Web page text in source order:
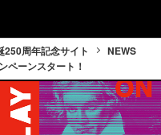
250周年記念サイト
NEWS
ペーンスタート！